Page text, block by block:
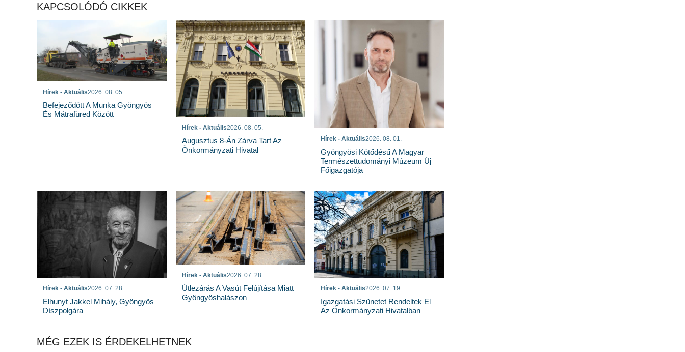
KAPCSOLÓDÓ CIKKEK
Hírek - Aktuális2026. 08. 05.
Befejeződött A Munka Gyöngyös
És Mátrafüred Között
Hírek - Aktuális2026. 08. 05.
Augusztus 8-Án Zárva Tart Az
Önkormányzati Hivatal
Hírek - Aktuális2026. 08. 01.
Gyöngyösi Kötődésű A Magyar
Természettudományi Múzeum Új
Főigazgatója
Hírek - Aktuális2026. 07. 28.
Elhunyt Jakkel Mihály, Gyöngyös
Díszpolgára
Hírek - Aktuális2026. 07. 28.
Útlezárás A Vasút Felújítása Miatt
Gyöngyöshalászon
Hírek - Aktuális2026. 07. 19.
Igazgatási Szünetet Rendeltek El
Az Önkormányzati Hivatalban
MÉG EZEK IS ÉRDEKELHETNEK